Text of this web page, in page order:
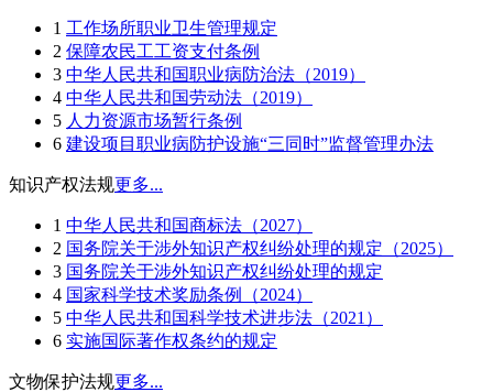
1 工作场所职业卫生管理规定
2 保障农民工工资支付条例
3 中华人民共和国职业病防治法（2019）
4 中华人民共和国劳动法（2019）
5 人力资源市场暂行条例
6 建设项目职业病防护设施“三同时”监督管理办法
知识产权法规更多...
1 中华人民共和国商标法（2027）
2 国务院关于涉外知识产权纠纷处理的规定（2025）
3 国务院关于涉外知识产权纠纷处理的规定
4 国家科学技术奖励条例（2024）
5 中华人民共和国科学技术进步法（2021）
6 实施国际著作权条约的规定
文物保护法规更多...